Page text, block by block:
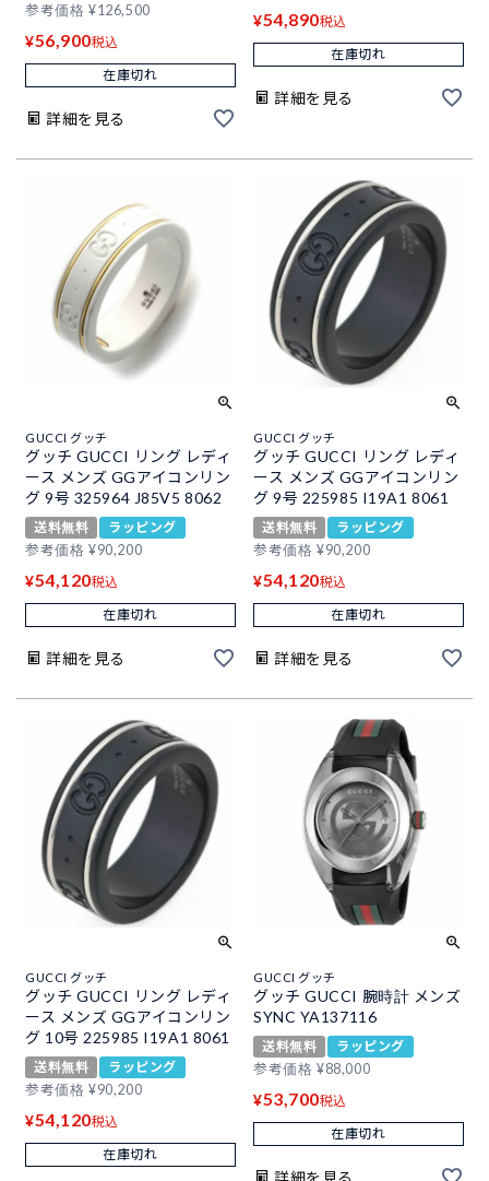
参考価格 ¥126,500
¥56,900税込
在庫切れ
詳細を見る
¥54,890税込
在庫切れ
詳細を見る
GUCCI グッチ
グッチ GUCCI リング レディ
ース メンズ GGアイコンリン
グ 9号 325964 J85V5 8062
送料無料
ラッピング
参考価格 ¥90,200
¥54,120税込
在庫切れ
詳細を見る
GUCCI グッチ
グッチ GUCCI リング レディ
ース メンズ GGアイコンリン
グ 9号 225985 I19A1 8061
送料無料
ラッピング
参考価格 ¥90,200
¥54,120税込
在庫切れ
詳細を見る
GUCCI グッチ
グッチ GUCCI リング レディ
ース メンズ GGアイコンリン
グ 10号 225985 I19A1 8061
送料無料
ラッピング
参考価格 ¥90,200
¥54,120税込
在庫切れ
GUCCI グッチ
グッチ GUCCI 腕時計 メンズ
SYNC YA137116
送料無料
ラッピング
参考価格 ¥88,000
¥53,700税込
在庫切れ
詳細を見る